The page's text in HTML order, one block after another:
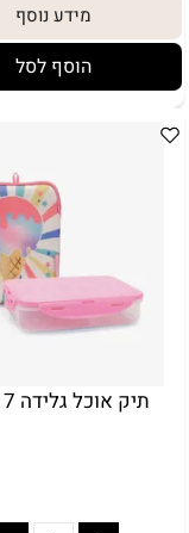
מידע נוסף
הוסף לסל
תיק אוכל גלידה 91817